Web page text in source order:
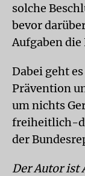
solche
bevor
Aufgaben
Dabei geht
Prävention
um nichts
freiheitlich-
der
Der Autor ist